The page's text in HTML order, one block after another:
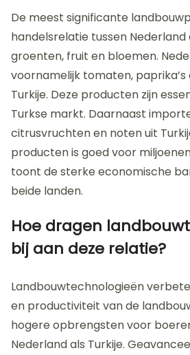
De meest significante
handelsrelatie tussen Nederland
groenten, fruit en bloemen.
voornamelijk tomaten,
Turkije. Deze producten zijn
Turkse markt. Daarnaast
citrusvruchten en noten uit
producten is goed voor
toont de sterke economische
beide landen.
Hoe dragen
bij aan deze relatie?
Landbouwtechnologieën
en productiviteit van de
hogere opbrengsten voor
Nederland als Turkije.